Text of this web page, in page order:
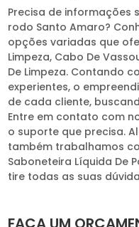
Precisa de informações
rodo Santo Amaro?
opções variadas que
Limpeza, Cabo De
De Limpeza. Contando
experientes, o
de cada cliente,
Entre em contato com
o suporte que precisa.
também trabalhamos
Saboneteira Líquida De
tire todas as suas